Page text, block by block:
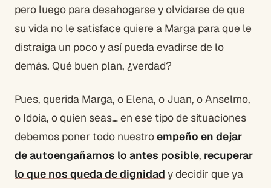
pero luego para desahogarse y olvidarse de que
su vida no le satisface quiere a Marga para que le
distraiga un poco y así pueda evadirse de lo
demás. Qué buen plan, ¿verdad?
Pues, querida Marga, o Elena, o Juan, o Anselmo,
o Idoia, o quien seas… en ese tipo de situaciones
debemos poner todo nuestroempeño en dejar
de autoengañarnos lo antes posible, recuperar
lo que nos queda de dignidad y decidir que ya